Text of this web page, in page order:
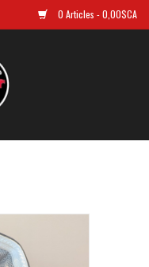
0 Articles - 0,00$CA